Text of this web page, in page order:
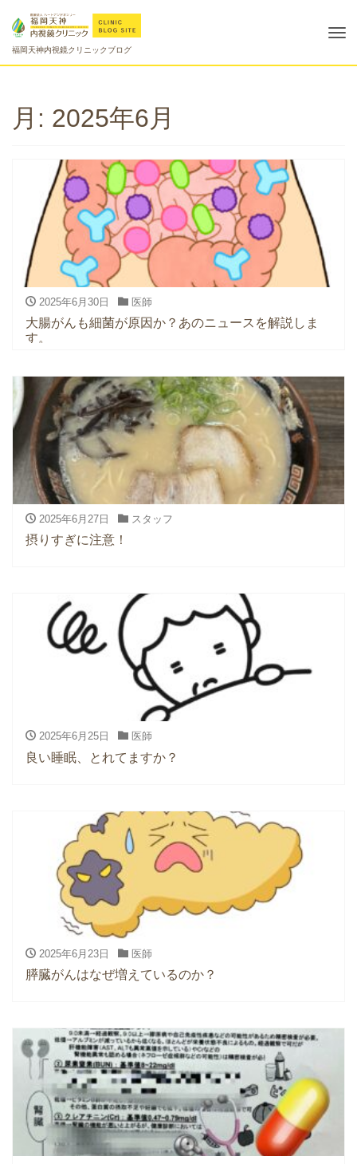
福岡天神内視鏡クリニックブログ
月: 2025年6月
2025年6月30日 医師
大腸がんも細菌が原因か？あのニュースを解説しま
す。
2025年6月27日 スタッフ
摂りすぎに注意！
2025年6月25日 医師
良い睡眠、とれてますか？
2025年6月23日 医師
膵臓がんはなぜ増えているのか？